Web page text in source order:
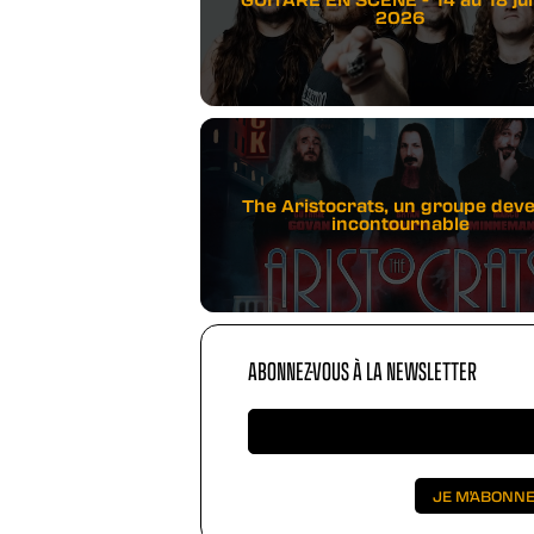
2026
The Aristocrats, un groupe
incontournable
ABONNEZ-VOUS À LA NEWSLETTER